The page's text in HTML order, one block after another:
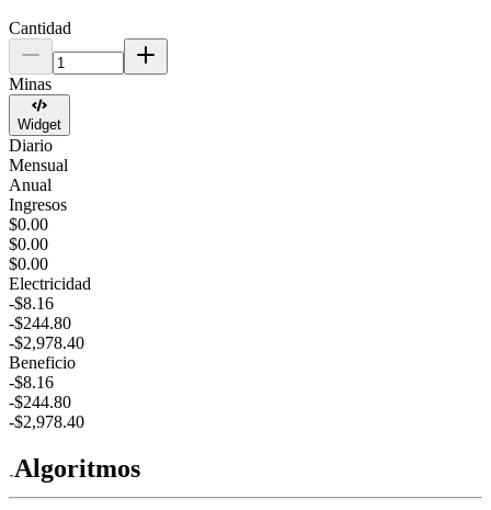
Cantidad
Minas
Widget
Diario
Mensual
Anual
Ingresos
$0.00
$0.00
$0.00
Electricidad
-$8.16
-$244.80
-$2,978.40
Beneficio
-$8.16
-$244.80
-$2,978.40
Algoritmos